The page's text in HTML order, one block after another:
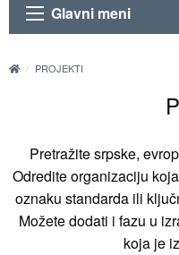
Glavni meni
PROJEKTI
Pretražite srpske,
Odredite organizaciju
oznaku standarda ili
Možete dodati i fazu u
koja je